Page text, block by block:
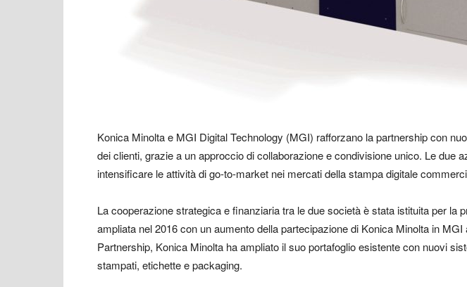
Konica Minolta e MGI Digital Technology (MGI) rafforzano la partnership con
dei clienti, grazie a un approccio di collaborazione e condivisione unico. Le due
intensificare le attività di go-to-market nei mercati della stampa digitale
La cooperazione strategica e finanziaria tra le due società è stata istituita per la
ampliata nel 2016 con un aumento della partecipazione di Konica Minolta in
Partnership, Konica Minolta ha ampliato il suo portafoglio esistente con nuovi
stampati, etichette e packaging.